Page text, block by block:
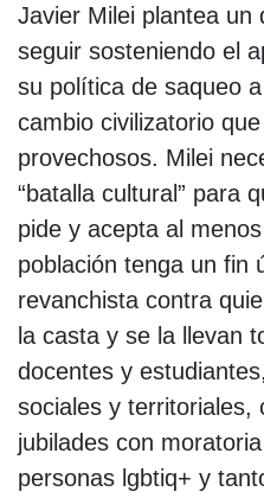
Javier Milei plantea un
seguir sosteniendo el
su política de saqueo
cambio civilizatorio
provechosos. Milei
“batalla cultural” para
pide y acepta al
población tenga un fin
revanchista contra
la casta y se la llevan
docentes y
sociales y territoriales,
jubilades con
personas lgbtiq+ y